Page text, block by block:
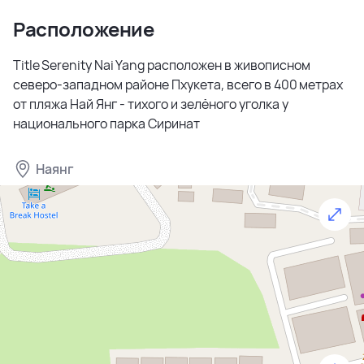
Расположение
Title Serenity Nai Yang расположен в живописном
северо-западном районе Пхукета, всего в 400 метрах
от пляжа Най Янг - тихого и зелёного уголка у
национального парка Сиринат
Наянг